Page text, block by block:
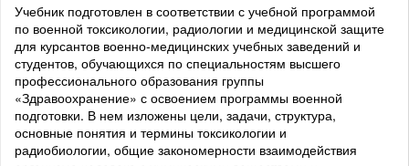
Учебник подготовлен в соответствии с учебной программой
по военной токсикологии, радиологии и медицинской защите
для курсантов военно-медицинских учебных заведений и
студентов, обучающихся по специальностям высшего
профессионального образования группы
«Здравоохранение» с освоением программы военной
подготовки. В нем изложены цели, задачи, структура,
основные понятия и термины токсикологии и
радиобиологии, общие закономерности взаимодействия